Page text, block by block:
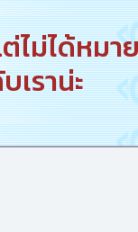
ไม่ได้หมา
เราน่ะ